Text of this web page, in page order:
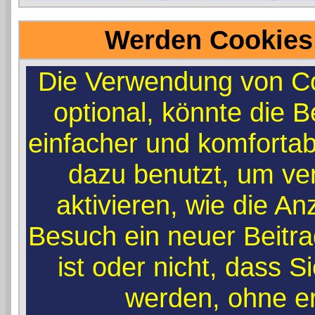
Werden
Die Verwendung von
optional, könnte die
einfacher und
dazu benutzt, um
aktivieren, wie die
Besuch ein neuer
ist oder nicht, dass
werden, ohne